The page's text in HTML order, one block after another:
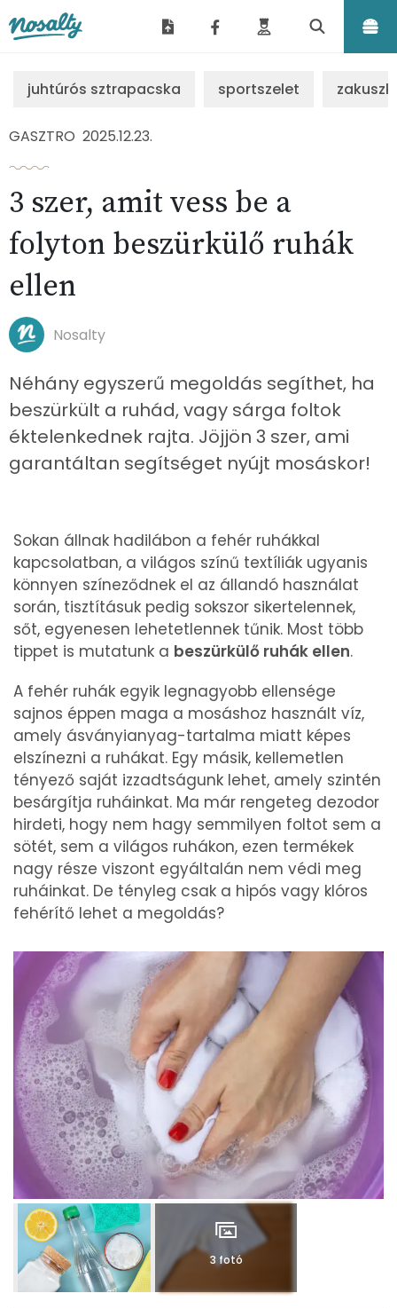
juhtúrós sztrapacska sportszelet
GASZTRO 2025.12.23.
3 szer, amit vess be a
folyton beszürkülő ruhák
ellen
Nosalty
Néhány egyszerű megoldás segíthet, ha
beszürkült a ruhád, vagy sárga foltok
éktelenkednek rajta. Jöjjön 3 szer, ami
garantáltan segítséget nyújt mosáskor!
Sokan állnak hadilábon a fehér ruhákkal
kapcsolatban, a világos színű textíliák ugyanis
könnyen színeződnek el az állandó használat
során, tisztításuk pedig sokszor sikertelennek,
sőt, egyenesen lehetetlennek tűnik. Most több
tippet is mutatunk a beszürkülő ruhák ellen.
A fehér ruhák egyik legnagyobb ellensége
sajnos éppen maga a mosáshoz használt víz,
amely ásványianyag-tartalma miatt képes
elszínezni a ruhákat. Egy másik, kellemetlen
tényező saját izzadtságunk lehet, amely szintén
besárgítja ruháinkat. Ma már rengeteg dezodor
hirdeti, hogy nem hagy semmilyen foltot sem a
sötét, sem a világos ruhákon, ezen termékek
nagy része viszont egyáltalán nem védi meg
ruháinkat. De tényleg csak a hipós vagy klóros
fehérítő lehet a megoldás?
3 fotó